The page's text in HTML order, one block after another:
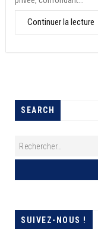
Continuer la lecture
SEARCH
SUIVEZ-NOUS !